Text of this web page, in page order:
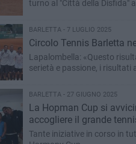
BARLETTA - 7 LUGLIO 2025
Circolo Tennis Barletta
Lapalombella: «Questo
serietà e passione, i risultati
BARLETTA - 27 GIUGNO 2025
La Hopman Cup si
accogliere il grande
Tante iniziative in corso in